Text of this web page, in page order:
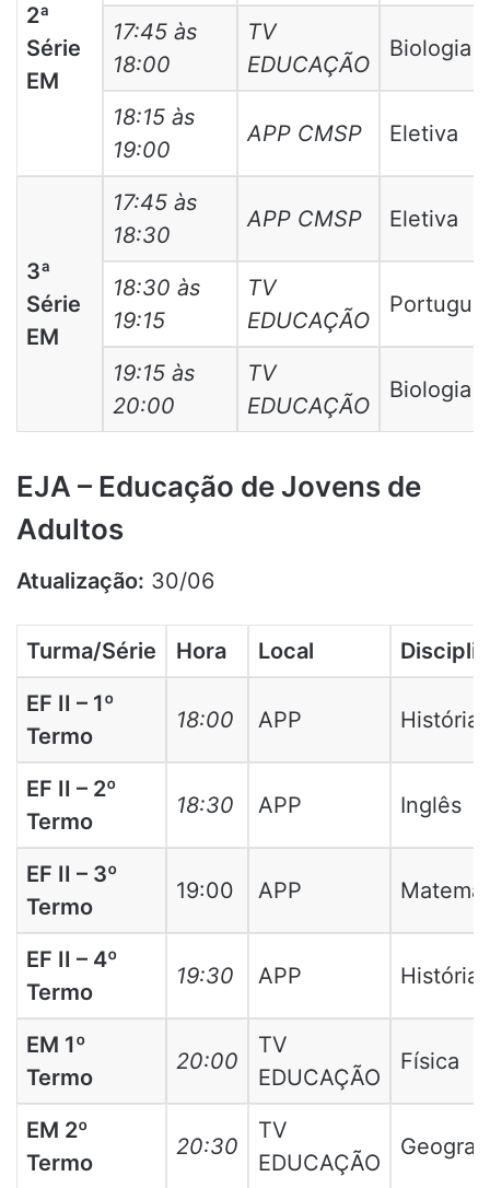
2ª
Série
EM
17:45 às
18:00
TV
EDUCAÇÃO
Biologia
18:15 às
19:00
APP CMSP Eletiva
3ª
Série
EM
17:45 às
18:30
APP CMSP Eletiva
18:30 às
19:15
TV
EDUCAÇÃO
19:15 às
20:00
TV
EDUCAÇÃO
Biologia
EJA – Educação de Jovens de
Adultos
Atualização: 30/06
Turma/Série Hora Local
EF II – 1º
Termo
18:00 APP História
EF II – 2º
Termo
18:30 APP Inglês
EF II – 3º
Termo
19:00 APP
EF II – 4º
Termo
19:30 APP História
EM 1º
Termo
20:00
TV
EDUCAÇÃO
Física
EM 2º
Termo
20:30
TV
EDUCAÇÃO